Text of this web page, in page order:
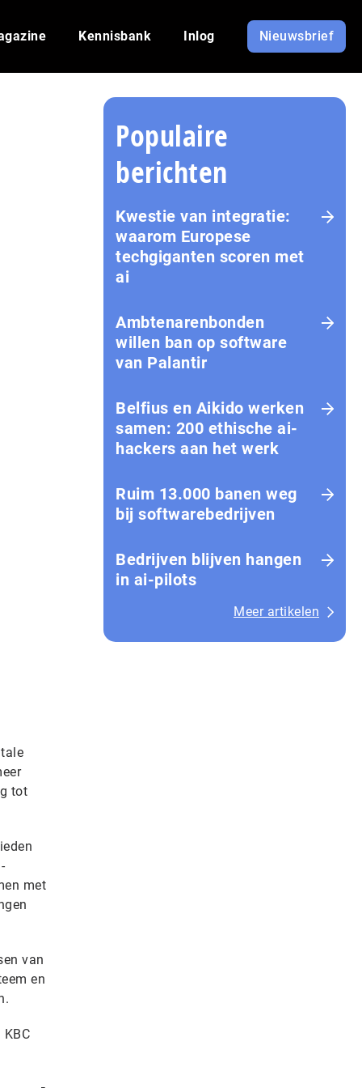
Kennisbank Inlog Nieuwsbrief
tot
met
van
en
Populaire
berichten
Kwestie van integratie:
waarom Europese
techgiganten scoren met
ai
Amb­te­na­ren­bon­den
willen ban op software
van Palantir
Belfius en Aikido werken
samen: 200 ethische ai-
hackers aan het werk
Ruim 13.000 banen weg
bij softwarebedrijven
Bedrijven blijven hangen
in ai-pilots
Meer artikelen